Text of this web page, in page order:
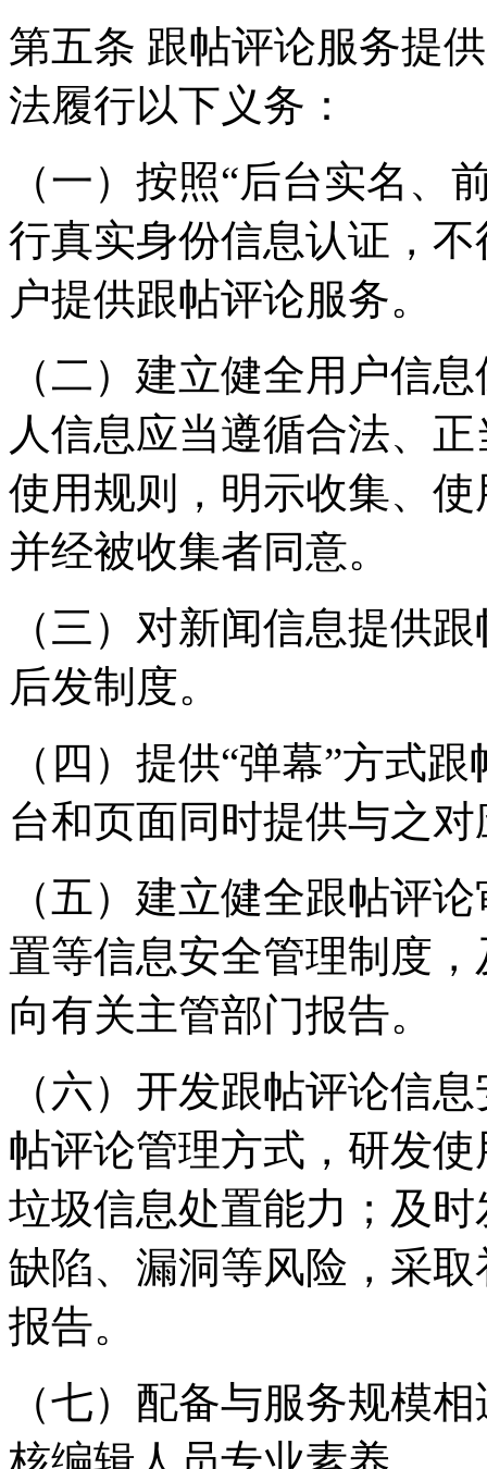
第五条 跟帖评论服务提
法履行以下义务：
（一）按照“后台实名、
行真实身份信息认证，
户提供跟帖评论服务。
（二）建立健全用户信
人信息应当遵循合法、
使用规则，明示收集、
并经被收集者同意。
（三）对新闻信息提供
后发制度。
（四）提供“弹幕”方式
台和页面同时提供与之
（五）建立健全跟帖评
置等信息安全管理制度
向有关主管部门报告。
（六）开发跟帖评论信
帖评论管理方式，研发
垃圾信息处置能力；及
缺陷、漏洞等风险，采
报告。
（七）配备与服务规模